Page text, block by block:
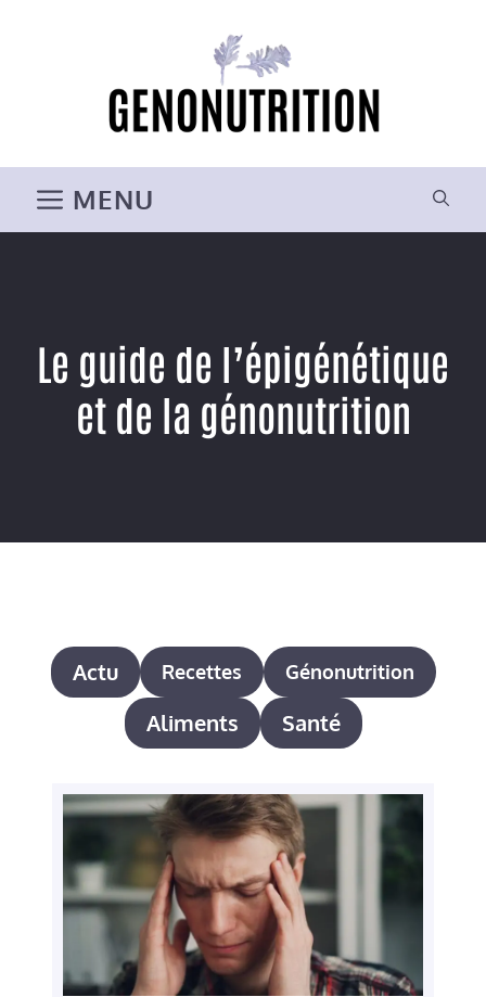
MENU
Le guide de l’épigénétique
et de la génonutrition
Actu Recettes Génonutrition
Aliments Santé